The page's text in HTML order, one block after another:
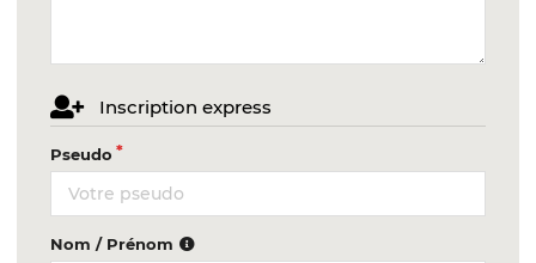
Inscription express
Pseudo
Nom / Prénom